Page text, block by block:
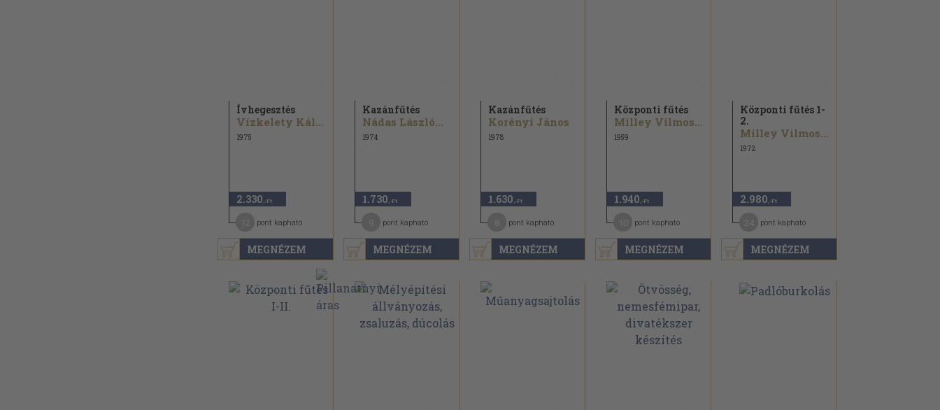
MEGNÉZEM
Ívhegesztés
Vízkelety Kálmán
1975
2.330 ,-Ft
pont kapható
MEGNÉZEM
Kazánfűtés
Nádas László...
1974
1.730 ,-Ft
pont kapható
MEGNÉZEM
Kazánfűtés
Korényi János
1978
1.630 ,-Ft
pont kapható
MEGNÉZEM
Központi fűtés
Milley Vilmos...
1959
1.940 ,-Ft
pont kapható
MEGNÉZEM
Központi fűtés 1-
2.
Milley Vilmos...
1972
2.980 ,-Ft
pont kapható